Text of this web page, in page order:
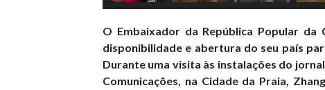
O Embaixador da República Popular
disponibilidade e abertura do seu país
Durante uma visita às instalações do
Comunicações, na Cidade da Praia,